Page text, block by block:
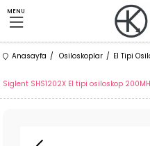
MENU
Anasayfa Osiloskoplar El Tipi
Siglent SHS1202X El tipi osiloskop